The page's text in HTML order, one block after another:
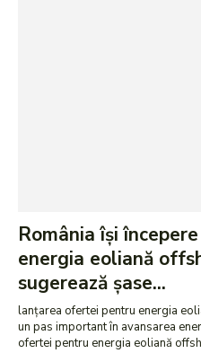
România își
energia eoliană
sugerează șase...
lanțarea ofertei pentru energia
un pas important în avansarea
ofertei pentru energia eoliană